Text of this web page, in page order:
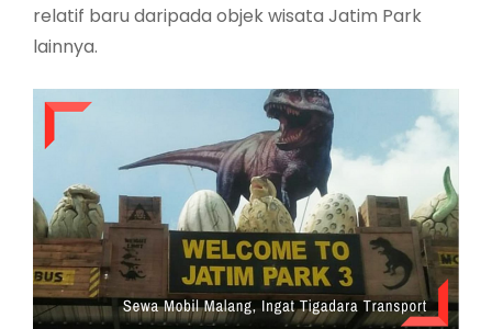
relatif baru daripada objek wisata Jatim Park
lainnya.